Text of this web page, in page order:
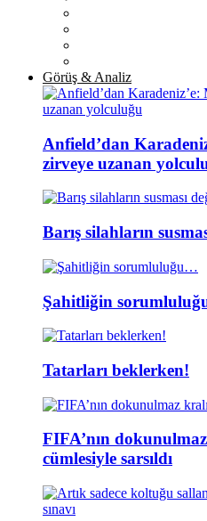
Görüş & Analiz
Anfield’dan
zirveye uzanan
Barış silahların
Şahitliğin
Tatarları beklerken!
FIFA’nın
cümlesiyle sarsıldı